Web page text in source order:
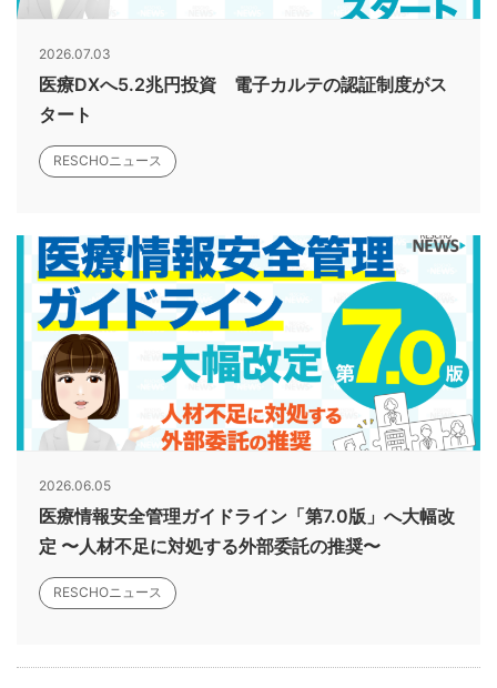
2026.07.03
医療DXへ5.2兆円投資 電子カルテの認証制度がス
タート
RESCHOニュース
2026.06.05
医療情報安全管理ガイドライン「第7.0版」へ大幅改
定 〜人材不足に対処する外部委託の推奨〜
RESCHOニュース